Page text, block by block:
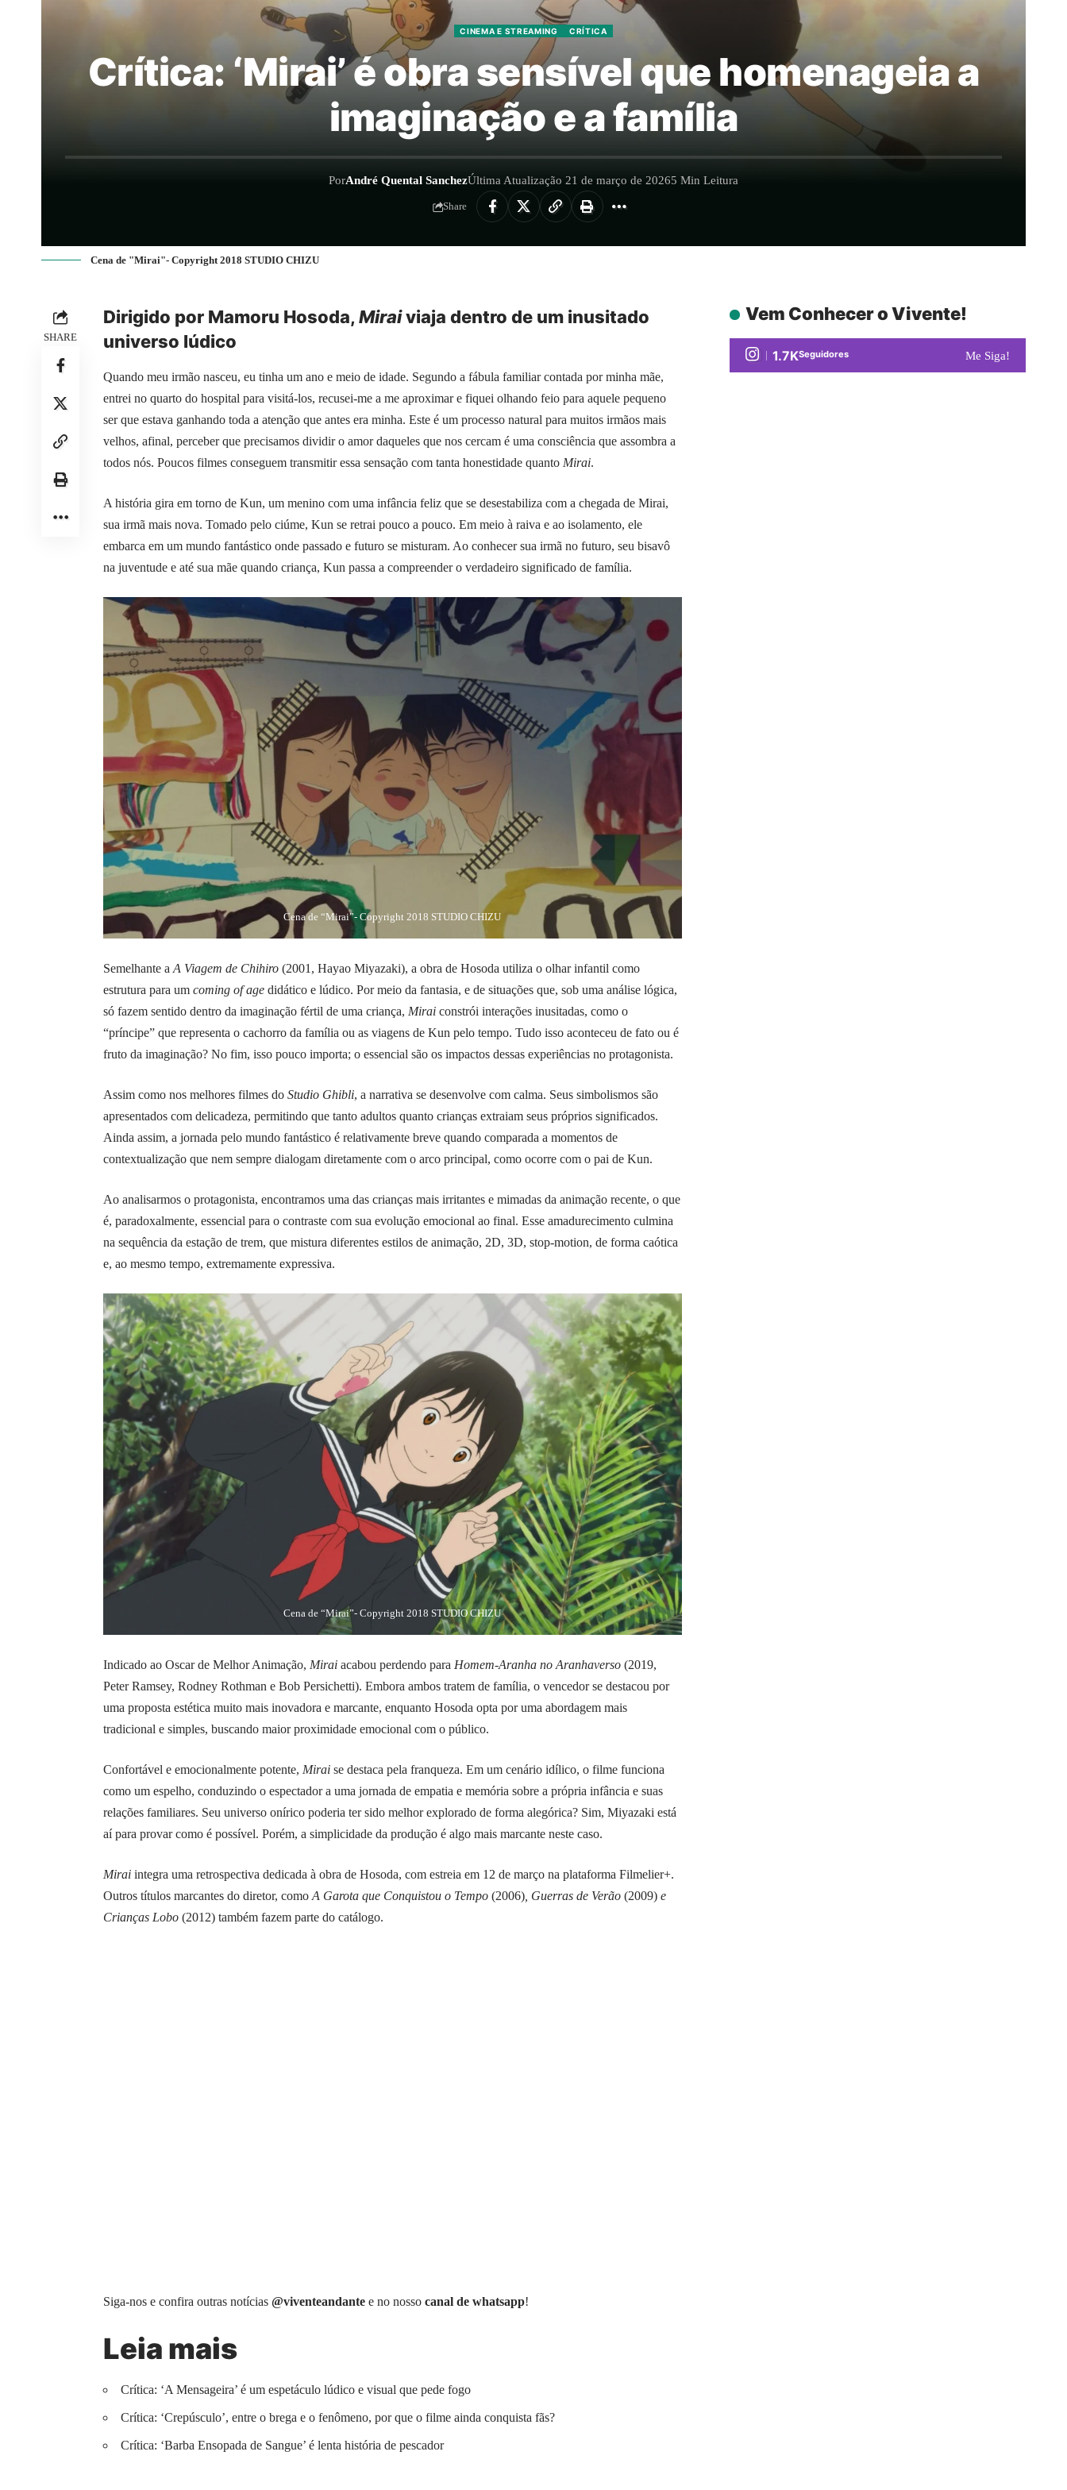
CINEMA E STREAMING CRÍTICA
Crítica: ‘Mirai’ é obra sensível que homenageia a
imaginação e a família
PorAndré Quental SanchezÚltima Atualização 21 de março de 20265 Min Leitura
Share
Cena de "Mirai"- Copyright 2018 STUDIO CHIZU
SHARE
Dirigido por Mamoru Hosoda, Miraiviaja dentro de um inusitado
universo lúdico
Quando meu irmão nasceu, eu tinha um ano e meio de idade. Segundo a fábula familiar contada por minha mãe,
entrei no quarto do hospital para visitá-los, recusei-me a me aproximar e fiquei olhando feio para aquele pequeno
ser que estava ganhando toda a atenção que antes era minha. Este é um processo natural para muitos irmãos mais
velhos, afinal, perceber que precisamos dividir o amor daqueles que nos cercam é uma consciência que assombra a
todos nós. Poucos filmes conseguem transmitir essa sensação com tanta honestidade quanto Mirai.
A história gira em torno de Kun, um menino com uma infância feliz que se desestabiliza com a chegada de Mirai,
sua irmã mais nova. Tomado pelo ciúme, Kun se retrai pouco a pouco. Em meio à raiva e ao isolamento, ele
embarca em um mundo fantástico onde passado e futuro se misturam. Ao conhecer sua irmã no futuro, seu bisavô
na juventude e até sua mãe quando criança, Kun passa a compreender o verdadeiro significado de família.
Cena de “Mirai”- Copyright 2018 STUDIO CHIZU
Semelhante a A Viagem de Chihiro (2001, Hayao Miyazaki), a obra de Hosoda utiliza o olhar infantil como
estrutura para um coming of age didático e lúdico. Por meio da fantasia, e de situações que, sob uma análise lógica,
só fazem sentido dentro da imaginação fértil de uma criança, Mirai constrói interações inusitadas, como o
“príncipe” que representa o cachorro da família ou as viagens de Kun pelo tempo. Tudo isso aconteceu de fato ou é
fruto da imaginação? No fim, isso pouco importa; o essencial são os impactos dessas experiências no protagonista.
Assim como nos melhores filmes do Studio Ghibli, a narrativa se desenvolve com calma. Seus simbolismos são
apresentados com delicadeza, permitindo que tanto adultos quanto crianças extraiam seus próprios significados.
Ainda assim, a jornada pelo mundo fantástico é relativamente breve quando comparada a momentos de
contextualização que nem sempre dialogam diretamente com o arco principal, como ocorre com o pai de Kun.
Ao analisarmos o protagonista, encontramos uma das crianças mais irritantes e mimadas da animação recente, o que
é, paradoxalmente, essencial para o contraste com sua evolução emocional ao final. Esse amadurecimento culmina
na sequência da estação de trem, que mistura diferentes estilos de animação, 2D, 3D, stop-motion, de forma caótica
e, ao mesmo tempo, extremamente expressiva.
Cena de “Mirai”- Copyright 2018 STUDIO CHIZU
Indicado ao Oscar de Melhor Animação, Mirai acabou perdendo para Homem-Aranha no Aranhaverso (2019,
Peter Ramsey, Rodney Rothman e Bob Persichetti). Embora ambos tratem de família, o vencedor se destacou por
uma proposta estética muito mais inovadora e marcante, enquanto Hosoda opta por uma abordagem mais
tradicional e simples, buscando maior proximidade emocional com o público.
Confortável e emocionalmente potente, Mirai se destaca pela franqueza. Em um cenário idílico, o filme funciona
como um espelho, conduzindo o espectador a uma jornada de empatia e memória sobre a própria infância e suas
relações familiares. Seu universo onírico poderia ter sido melhor explorado de forma alegórica? Sim, Miyazaki está
aí para provar como é possível. Porém, a simplicidade da produção é algo mais marcante neste caso.
Mirai integra uma retrospectiva dedicada à obra de Hosoda, com estreia em 12 de março na plataforma Filmelier+.
Outros títulos marcantes do diretor, como A Garota que Conquistou o Tempo (2006) , Guerras de Verão (2009) e
Crianças Lobo (2012) também fazem parte do catálogo.
Siga-nos e confira outras notícias @viventeandante e no nosso canal de whatsapp!
Leia mais
Crítica: ‘A Mensageira’ é um espetáculo lúdico e visual que pede fogo
Crítica: ‘Crepúsculo’, entre o brega e o fenômeno, por que o filme ainda conquista fãs?
Crítica: ‘Barba Ensopada de Sangue’ é lenta história de pescador
Vem Conhecer o Vivente!
1.7KSeguidores Me Siga!